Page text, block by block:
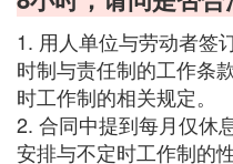
1. 用人单位与劳动者签
时制与责任制的工作条
时工作制的相关规定。
2. 合同中提到每月仅休
安排与不定时工作制的